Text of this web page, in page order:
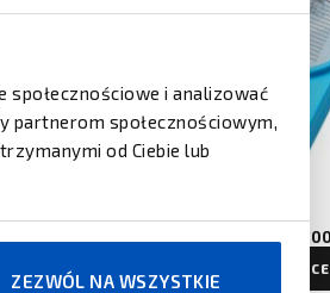
i analizować
partnerom społecznościowym,
od Ciebie lub
ZEZWÓL NA WSZYSTKIE
ADVANTECH
Moduły ADAM seria 6000
ZAPYTAJ O